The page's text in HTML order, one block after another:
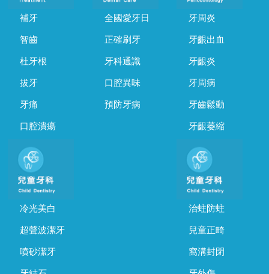
補牙
智齒
杜牙根
拔牙
牙痛
口腔潰瘍
全國愛牙日
正確刷牙
牙科通識
口腔異味
預防牙病
牙周炎
牙齦出血
牙齦炎
牙周病
牙齒鬆動
牙齦萎縮
冷光美白
超聲波潔牙
噴砂潔牙
治蛀防蛀
兒童正畸
窩溝封閉